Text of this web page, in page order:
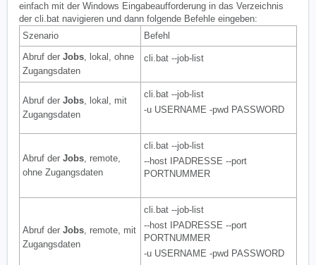
einfach mit der Windows Eingabeaufforderung in das Verzeichnis
der cli.bat navigieren und dann folgende Befehle eingeben:
Szenario
Befehl
Abruf der Jobs, lokal, ohne
Zugangsdaten
cli.bat --job-list
Abruf der Jobs, lokal, mit
Zugangsdaten
cli.bat --job-list
-u USERNAME -pwd PASSWORD
Abruf der Jobs, remote,
ohne Zugangsdaten
cli.bat --job-list
--host IPADRESSE --port
PORTNUMMER
Abruf der Jobs, remote, mit
Zugangsdaten
cli.bat --job-list
--host IPADRESSE --port
PORTNUMMER
-u USERNAME -pwd PASSWORD